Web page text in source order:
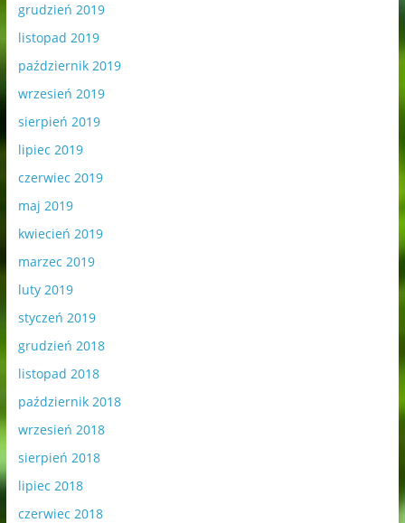
grudzień 2019
listopad 2019
październik 2019
wrzesień 2019
sierpień 2019
lipiec 2019
czerwiec 2019
maj 2019
kwiecień 2019
marzec 2019
luty 2019
styczeń 2019
grudzień 2018
listopad 2018
październik 2018
wrzesień 2018
sierpień 2018
lipiec 2018
czerwiec 2018